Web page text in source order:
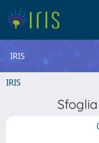
IRIS
IRIS